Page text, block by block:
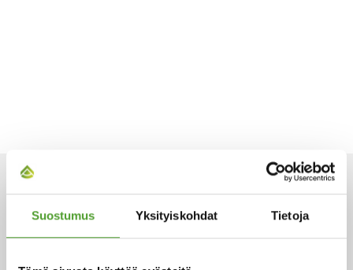
Suostumus Yksityiskohdat Tietoja
ARTIKKELIT